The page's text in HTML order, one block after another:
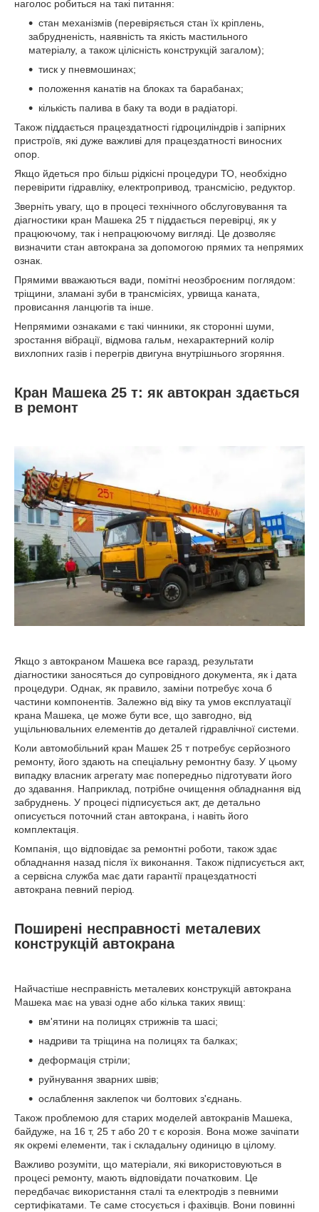
наголос робиться на такі питання:
стан механізмів (перевіряється стан їх кріплень,
забрудненість, наявність та якість мастильного
матеріалу, а також цілісність конструкцій загалом);
тиск у пневмошинах;
положення канатів на блоках та барабанах;
кількість палива в баку та води в радіаторі.
Також піддається працездатності гідроциліндрів і запірних
пристроїв, які дуже важливі для працездатності виносних
опор.
Якщо йдеться про більш рідкісні процедури ТО, необхідно
перевірити гідравліку, електропривод, трансмісію, редуктор.
Зверніть увагу, що в процесі технічного обслуговування та
діагностики кран Машека 25 т піддається перевірці, як у
працюючому, так і непрацюючому вигляді. Це дозволяє
визначити стан автокрана за допомогою прямих та непрямих
ознак.
Прямими вважаються вади, помітні неозброєним поглядом:
тріщини, зламані зуби в трансмісіях, урвища каната,
провисання ланцюгів та інше.
Непрямими ознаками є такі чинники, як сторонні шуми,
зростання вібрації, відмова гальм, нехарактерний колір
вихлопних газів і перегрів двигуна внутрішнього згоряння.
Кран Машека 25 т: як автокран здається
в ремонт
Якщо з автокраном Машека все гаразд, результати
діагностики заносяться до супровідного документа, як і дата
процедури. Однак, як правило, заміни потребує хоча б
частини компонентів. Залежно від віку та умов експлуатації
крана Машека, це може бути все, що завгодно, від
ущільнювальних елементів до деталей гідравлічної системи.
Коли автомобільний кран Машек 25 т потребує серйозного
ремонту, його здають на спеціальну ремонтну базу. У цьому
випадку власник агрегату має попередньо підготувати його
до здавання. Наприклад, потрібне очищення обладнання від
забруднень. У процесі підписується акт, де детально
описується поточний стан автокрана, і навіть його
комплектація.
Компанія, що відповідає за ремонтні роботи, також здає
обладнання назад після їх виконання. Також підписується акт,
а сервісна служба має дати гарантії працездатності
автокрана певний період.
Поширені несправності металевих
конструкцій автокрана
Найчастіше несправність металевих конструкцій автокрана
Машека має на увазі одне або кілька таких явищ:
вм'ятини на полицях стрижнів та шасі;
надриви та тріщина на полицях та балках;
деформація стріли;
руйнування зварних швів;
ослаблення заклепок чи болтових з'єднань.
Також проблемою для старих моделей автокранів Машека,
байдуже, на 16 т, 25 т або 20 т є корозія. Вона може зачіпати
як окремі елементи, так і складальну одиницю в цілому.
Важливо розуміти, що матеріали, які використовуються в
процесі ремонту, мають відповідати початковим. Це
передбачає використання сталі та електродів з певними
сертифікатами. Те саме стосується і фахівців. Вони повинні